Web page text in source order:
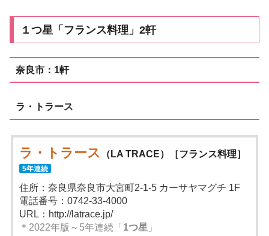
１つ星「フランス料理」2軒
奈良市：1軒
ラ・トラース
ラ・トラース （LA TRACE）［フランス料理］
5年連続
住所：奈良県奈良市大宮町2-1-5 カーサヤマグチ 1F
電話番号：0742-33-4000
URL：http://latrace.jp/
＊2022年版～5年連続「 1つ星 」